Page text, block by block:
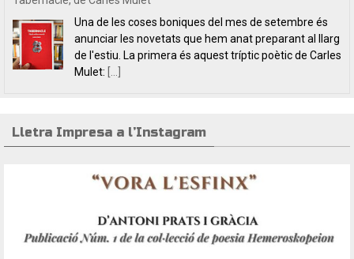
L’editorial Lletra Impresa Edicions acaba de publicar
dos títols de poesia que aposten, clarament i sense
fissures, per autores feministes. D’una banda, han
tret a la llum editorial el poemari
Lletra Impresa a l’Instagram